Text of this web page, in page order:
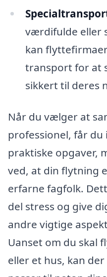
værdifulde eller
kan
transport for at
sikkert til deres
Når du vælger at
professionel, får
praktiske opgaver,
ved, at din flytning
erfarne fagfolk.
del stress og give
andre vigtige
Uanset om du skal
eller et hus, kan